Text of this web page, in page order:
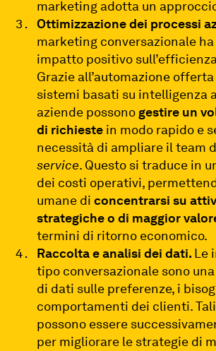
marketing adotta un
Ottimizzazione dei processi
marketing conversazionale ha
impatto positivo
Grazie all’automazione
sistemi basati su intelligenza
aziende possono gestire un
di richieste in modo rapido e
necessità di ampliare il team
service. Questo si traduce in
dei costi operativi,
umane di concentrarsi su
strategiche o di maggior
termini di ritorno economico.
Raccolta e analisi dei dati. Le
tipo conversazionale sono
di dati sulle preferenze, i
comportamenti dei clienti.
possono essere
per migliorare le strategie di